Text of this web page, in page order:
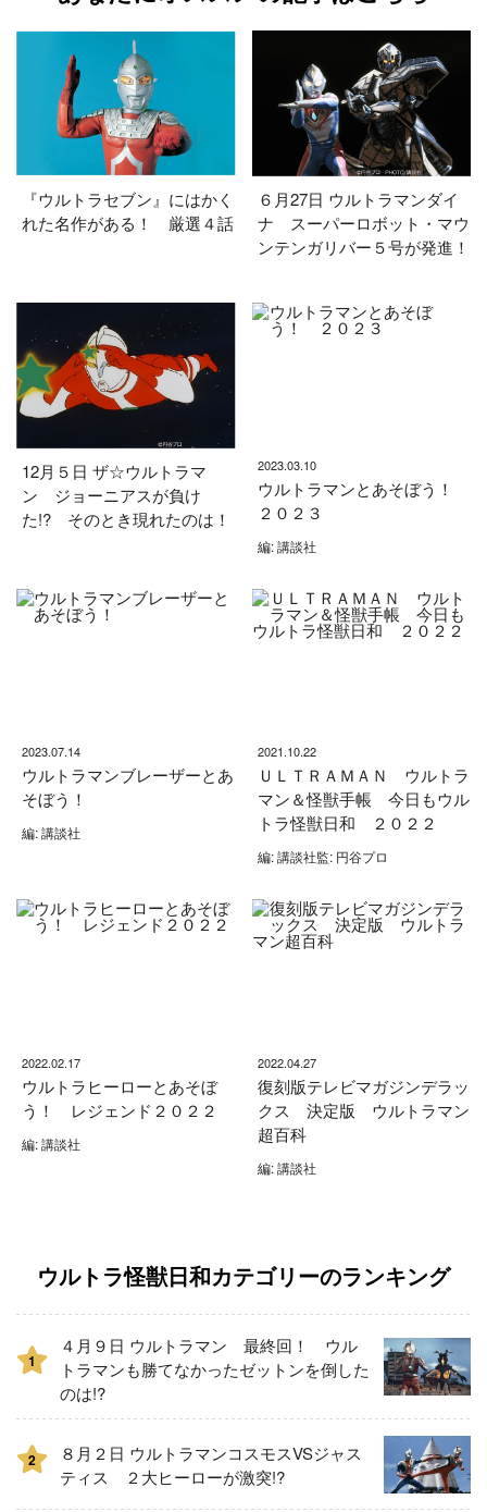
『ウルトラセブン』にはかく
れた名作がある！ 厳選４話
６月27日 ウルトラマンダイ
ナ スーパーロボット・マウ
ンテンガリバー５号が発進！
12月５日 ザ☆ウルトラマ
ン ジョーニアスが負け
た!? そのとき現れたのは！
2023.03.10
ウルトラマンとあそぼう！
２０２３
編: 講談社
2023.07.14
ウルトラマンブレーザーとあ
そぼう！
編: 講談社
2021.10.22
ＵＬＴＲＡＭＡＮ ウルトラ
マン＆怪獣手帳 今日もウル
トラ怪獣日和 ２０２２
編: 講談社監: 円谷プロ
2022.02.17
ウルトラヒーローとあそぼ
う！ レジェンド２０２２
編: 講談社
2022.04.27
復刻版テレビマガジンデラッ
クス 決定版 ウルトラマン
超百科
編: 講談社
ウルトラ怪獣日和カテゴリーのランキング
1
４月９日 ウルトラマン 最終回！ ウル
トラマンも勝てなかったゼットンを倒した
のは!?
2
８月２日 ウルトラマンコスモスVSジャス
ティス ２大ヒーローが激突!?